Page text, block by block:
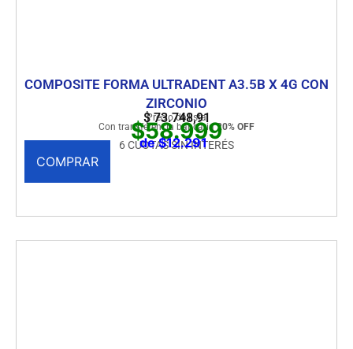
COMPOSITE FORMA ULTRADENT A3.5B X 4G CON
ZIRCONIO
Precio de lista
$73.748,91
Con transferencia bancaria20% OFF
$58.999
6 CUOTAS SIN INTERÉS
de $12.291
COMPRAR